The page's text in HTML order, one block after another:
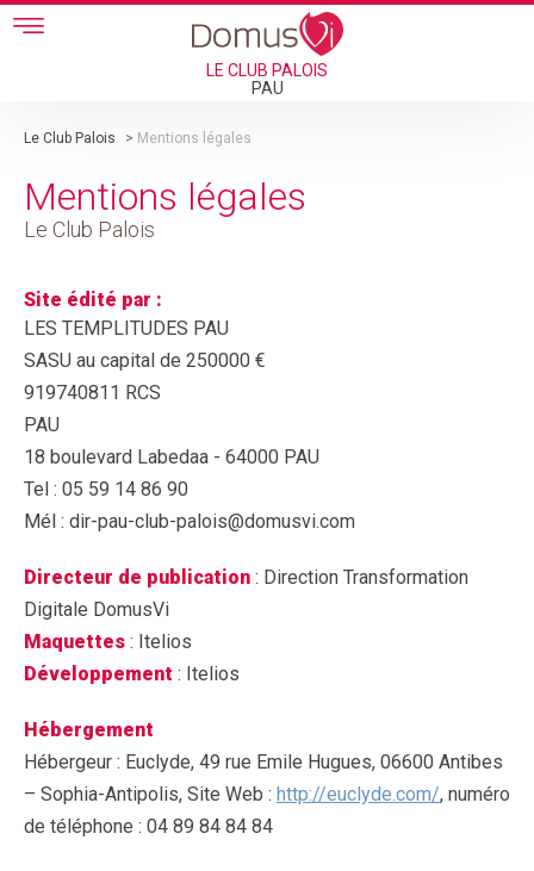
Skip to main content
LE CLUB PALOIS
PAU
Le Club Palois > Mentions légales
Mentions légales
Le Club Palois
Site édité par :
LES TEMPLITUDES PAU
SASU au capital de 250000 €
919740811 RCS
PAU
18 boulevard Labedaa - 64000 PAU
Tel : 05 59 14 86 90
Mél : dir-pau-club-palois@domusvi.com
Directeur de publication : Direction Transformation
Digitale DomusVi
Maquettes : Itelios
Développement : Itelios
Hébergement
Hébergeur : Euclyde, 49 rue Emile Hugues, 06600 Antibes
– Sophia-Antipolis, Site Web : http://euclyde.com/, numéro
de téléphone : 04 89 84 84 84